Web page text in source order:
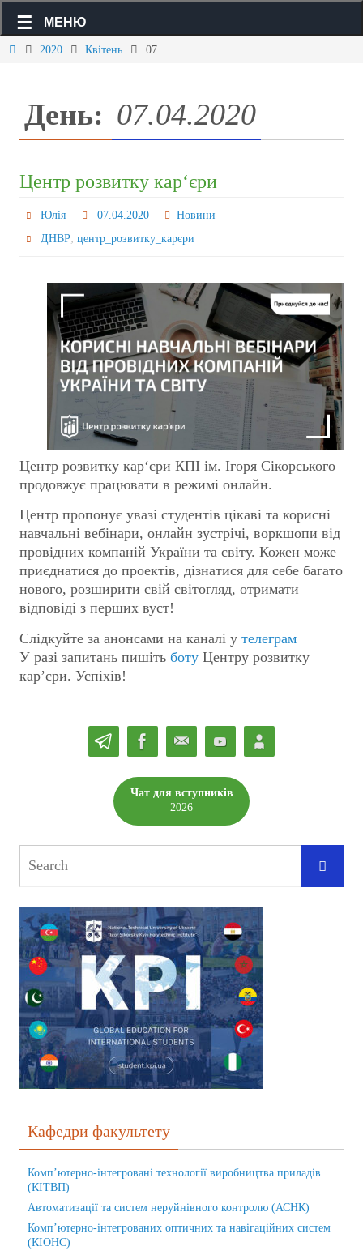
МЕНЮ
2020 Квітень 07
День: 07.04.2020
Центр розвитку кар‘єри
Юлія 07.04.2020
Новини
ДНВР,центр_розвитку_карєри
Центр розвитку кар‘єри КПІ ім. Ігоря Сікорського
продовжує працювати в режимі онлайн.
Центр пропонує увазі студентів цікаві та корисні
навчальні вебінари, онлайн зустрічі, воркшопи від
провідних компаній України та світу. Кожен може
приєднатися до проектів, дізнатися для себе багато
нового, розширити свій світогляд, отримати
відповіді з перших вуст!
Слідкуйте за анонсами на каналі у телеграм
У разі запитань пишіть боту Центру розвитку
кар’єри. Успіхів!
Чат для вступників
2026
Кафедри факультету
Комп’ютерно-інтегровані технології виробництва приладів
(КІТВП)
Автоматизації та систем неруйнівного контролю (АСНК)
Комп’ютерно-інтегрованих оптичних та навігаційних систем
(КІОНС)